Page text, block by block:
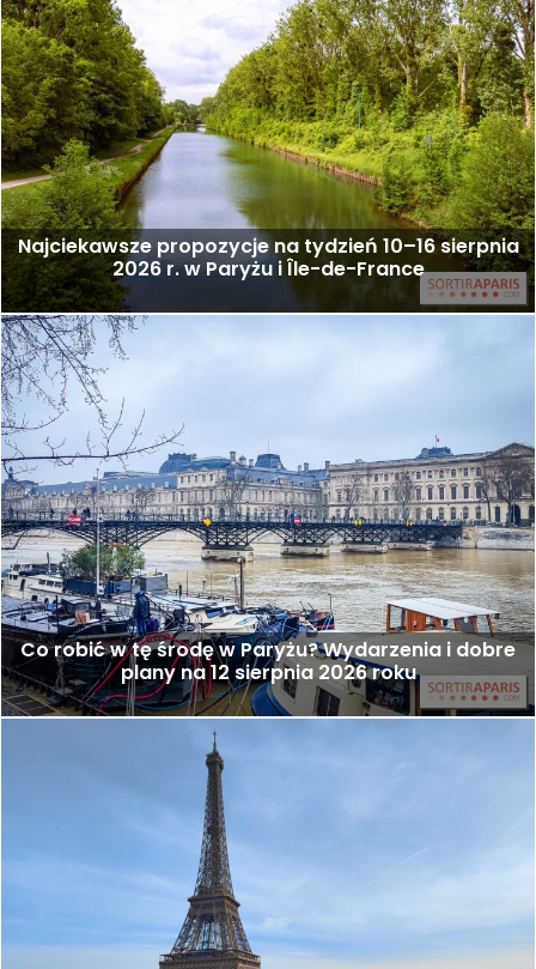
Najciekawsze propozycje na tydzień 10–16 sierpnia
2026 r. w Paryżu i Île-de-France
Co robić w tę środę w Paryżu? Wydarzenia i dobre
plany na 12 sierpnia 2026 roku